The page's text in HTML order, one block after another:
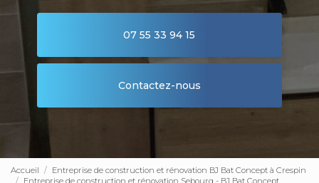
07 55 33 94 15
Contactez-nous
Accueil
Entreprise de construction et rénovation BJ Bat Concept à Crespin